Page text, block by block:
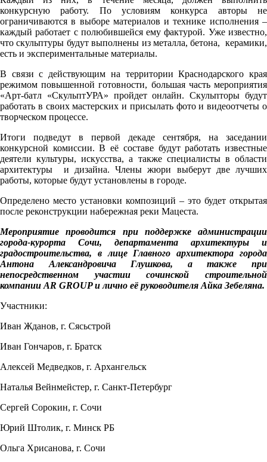
конкурсную работу. По условиям конкурса авторы не
ограничиваются в выборе материалов и технике исполнения –
каждый работает с полюбившейся ему фактурой. Уже известно,
что скульптуры будут выполнены из металла, бетона, керамики,
есть и экспериментальные материалы.
В связи с действующим на территории Краснодарского края
режимом повышенной готовности, большая часть мероприятия
«Арт-батл «СкульптУРА» пройдет онлайн. Скульпторы будут
работать в своих мастерских и присылать фото и видеоотчеты о
творческом процессе.
Итоги подведут в первой декаде сентября, на заседании
конкурсной комиссии. В её составе будут работать известные
деятели культуры, искусства, а также специалисты в области
архитектуры и дизайна. Члены жюри выберут две лучших
работы, которые будут установлены в городе.
Определено место установки композиций – это будет открытая
после реконструкции набережная реки Мацеста.
Мероприятие проводится при поддержке администрации
города-курорта Сочи, департамента архитектуры и
градостроительства, в лице Главного архитектора города
Антона Александровича Глушкова, а также при
непосредственном участии сочинской строительной
компании AR GROUPи лично её руководителя Айка Зебеляна.
Участники:
Иван Жданов, г. Сясьстрой
Иван Гончаров, г. Братск
Алексей Медведков, г. Архангельск
Наталья Вейнмейстер, г. Санкт-Петербург
Сергей Сорокин, г. Сочи
Юрий Штолик, г. Минск РБ
Ольга Хрисанова, г. Сочи